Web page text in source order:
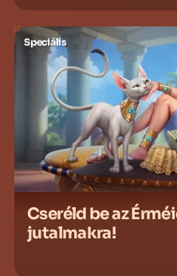
Speciális
Cseréld be az
jutalmakra!